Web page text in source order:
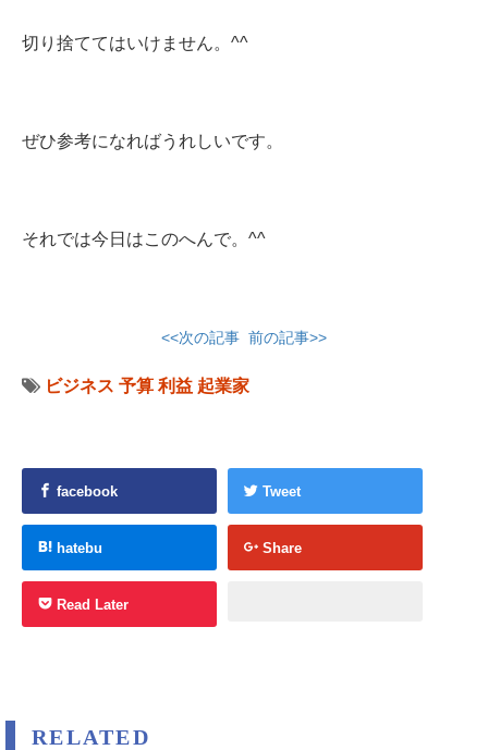
切り捨ててはいけません。^^
ぜひ参考になればうれしいです。
それでは今日はこのへんで。^^
<<次の記事 前の記事>>
ビジネス 予算 利益 起業家
facebook Tweet
hatebu Share
Read Later
RELATED